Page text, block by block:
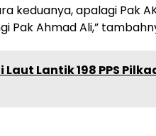
keduanya, apalagi Pak
Pak Ahmad Ali,”
Laut Lantik 198 PPS